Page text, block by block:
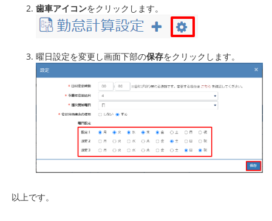
歯車アイコンをクリックします。
曜日設定を変更し画面下部の保存をクリックします。
以上です。